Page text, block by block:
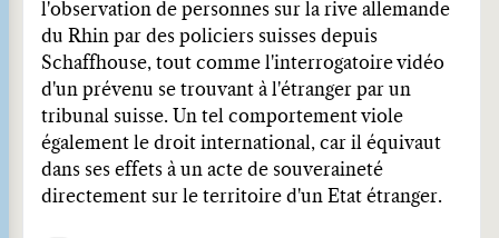
l'observation de personnes sur la rive allemande
du Rhin par des policiers suisses depuis
Schaffhouse, tout comme l'interrogatoire vidéo
d'un prévenu se trouvant à l'étranger par un
tribunal suisse. Un tel comportement viole
également le droit international, car il équivaut
dans ses effets à un acte de souveraineté
directement sur le territoire d'un Etat étranger.